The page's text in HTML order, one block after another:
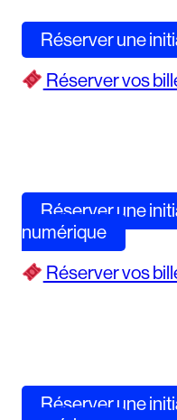
Réserver une
Réserver vos
Réserver une
numérique
Réserver vos
Réserver une